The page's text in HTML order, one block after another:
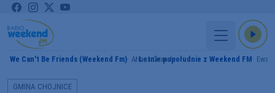
We Can't Be Friends (Weekend Fm) Ariana Grande
Letnie popołudnie z Weekend FM Ewa
GMINA CHOJNICE